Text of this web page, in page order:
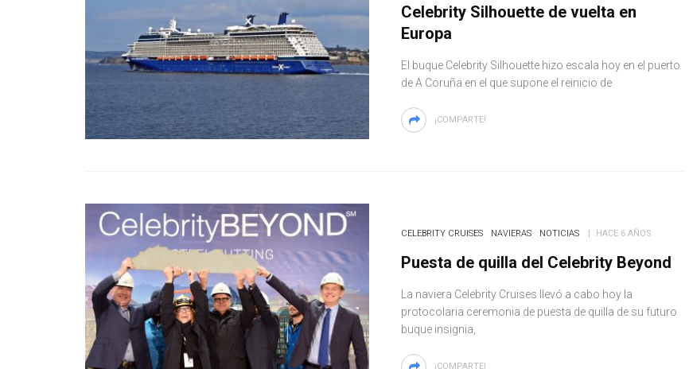
Celebrity Silhouette de vuelta en
Europa
El buque Celebrity Silhouette hizo escala hoy en el puerto
de A Coruña en el que supone el reinicio de
¡COMPARTE!
CELEBRITY CRUISES NAVIERAS NOTICIAS HACE 6 AÑOS
Puesta de quilla del Celebrity Beyond
La naviera Celebrity Cruises llevó a cabo hoy la
protocolaria ceremonia de puesta de quilla de su futuro
buque insignia,
¡COMPARTE!